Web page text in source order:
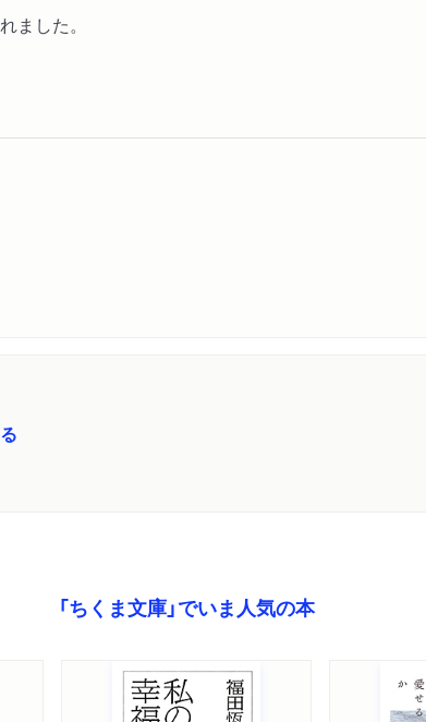
ました。
「ちくま文庫」でいま人気の本